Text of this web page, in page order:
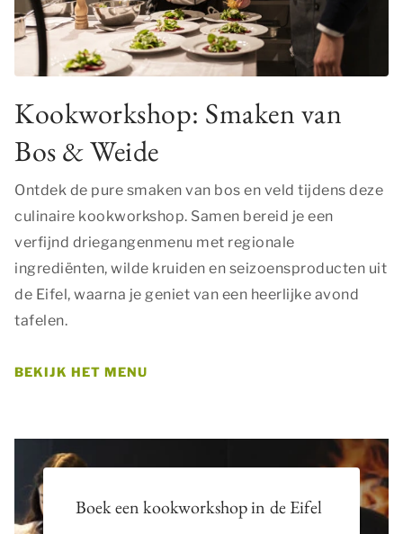
Kookworkshop: Smaken van
Bos & Weide
Ontdek de pure smaken van bos en veld tijdens deze
culinaire kookworkshop. Samen bereid je een
verfijnd driegangenmenu met regionale
ingrediënten, wilde kruiden en seizoensproducten uit
de Eifel, waarna je geniet van een heerlijke avond
tafelen.
BEKIJK HET MENU
Boek een kookworkshop in de Eifel